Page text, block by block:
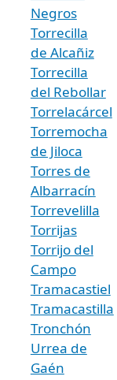
Negros
Torrecilla
de Alcañiz
Torrecilla
del Rebollar
Torrelacárcel
Torremocha
de Jiloca
Torres de
Albarracín
Torrevelilla
Torrijas
Torrijo del
Campo
Tramacastiel
Tramacastilla
Tronchón
Urrea de
Gaén